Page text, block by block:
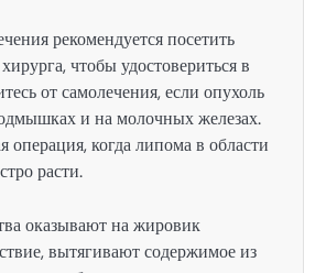
рекомендуется посетить
чтобы удостовериться в
от самолечения, если опухоль
и на молочных железах.
операция, когда липома в области
расти.
оказывают на жировик
вытягивают содержимое из